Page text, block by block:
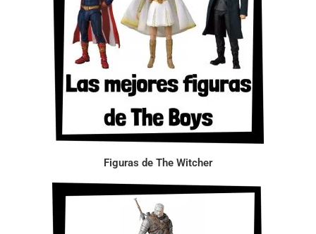
Figuras de The Witcher